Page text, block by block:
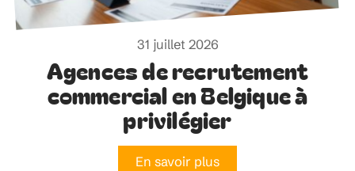
31 juillet 2026
Agences de recrutement
commercial en Belgique à
privilégier
En savoir plus